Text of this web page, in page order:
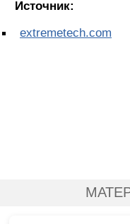
Источник:
extremetech.com